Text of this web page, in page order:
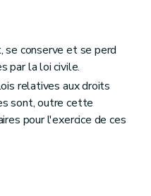
ET DES REGIONS
organes
Des Conseils de communauté et de région
se conserve et se perd
par la loi civile.
relatives aux droits
sont, outre cette
pour l'exercice de ces